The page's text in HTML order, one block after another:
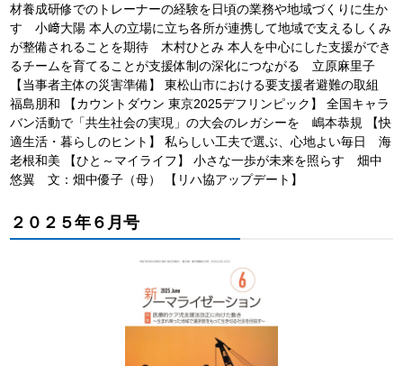
材養成研修でのトレーナーの経験を日頃の業務や地域づくりに生か
す 小﨑大陽 本人の立場に立ち各所が連携して地域で支えるしくみ
が整備されることを期待 木村ひとみ 本人を中心にした支援ができ
るチームを育てることが支援体制の深化につながる 立原麻里子
【当事者主体の災害準備】 東松山市における要支援者避難の取組
福島朋和 【カウントダウン 東京2025デフリンピック】 全国キャラ
バン活動で「共生社会の実現」の大会のレガシーを 嶋本恭規 【快
適生活・暮らしのヒント】 私らしい工夫で選ぶ、心地よい毎日 海
老根和美 【ひと～マイライフ】 小さな一歩が未来を照らす 畑中
悠翼 文：畑中優子（母） 【リハ協アップデート】
２０２５年６月号